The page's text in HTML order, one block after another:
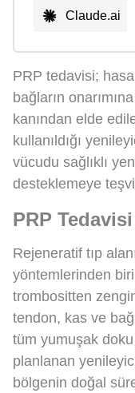
Claude.ai
PRP tedavisi;
bağların
kanından elde
kullanıldığı
vücudu sağlıklı
desteklemeye
PRP
Rejeneratif tıp
yöntemlerinden
trombositten
tendon, kas ve
tüm yumuşak
planlanan
bölgenin doğal